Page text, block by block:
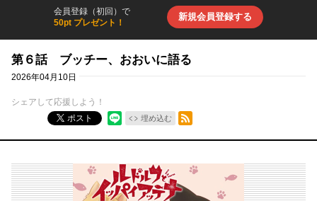
会員登録（初回）で
50pt プレゼント！
新規会員登録する
第６話 ブッチー、おおいに語る
2026年04月10日
シェアして応援しよう！
ポスト
埋め込む
RSSフィード